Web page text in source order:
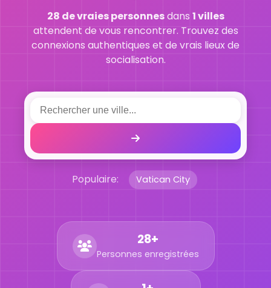
28 de vraies personnesdans 1 villes
attendent de vous rencontrer. Trouvez des
connexions authentiques et de vrais lieux de
socialisation.
Populaire: Vatican City
28+
Personnes enregistrées